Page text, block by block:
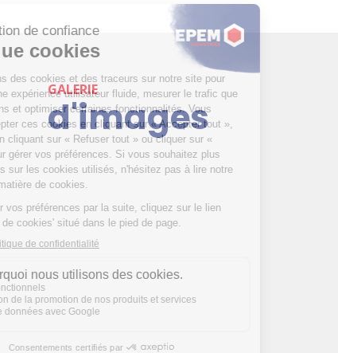
GALERIE
d'images